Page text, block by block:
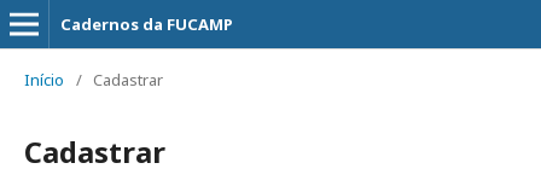
Cadernos da FUCAMP
Início / Cadastrar
Cadastrar